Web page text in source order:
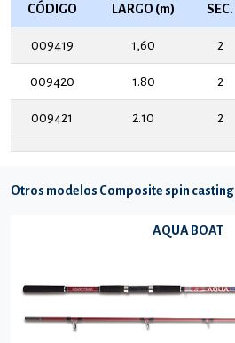
CÓDIGO LARGO (m) SEC.
009419 1,60 2
009420 1.80 2
009421 2.10 2
Otros modelos Composite spin casting
AQUA BOAT